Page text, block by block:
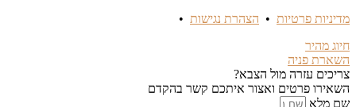
מדיניות פרטיות • הצהרת נגישות •
חיוג מהיר
השארת פניה
צריכים עזרה מול הצבא?
השאירו פרטים ואצור איתכם קשר בהקדם
שם מלא